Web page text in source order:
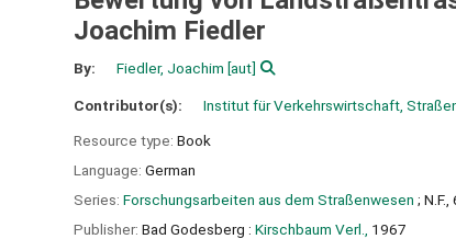
Joachim Fiedler
By: Fiedler, Joachim [aut]
Contributor(s): Institut für Verkehrswirtschaft,
Resource type: Book
Language: German
Series: Forschungsarbeiten aus dem Straßenwesen ; N.F.,
Publisher: Bad Godesberg : Kirschbaum Verl.,
1967